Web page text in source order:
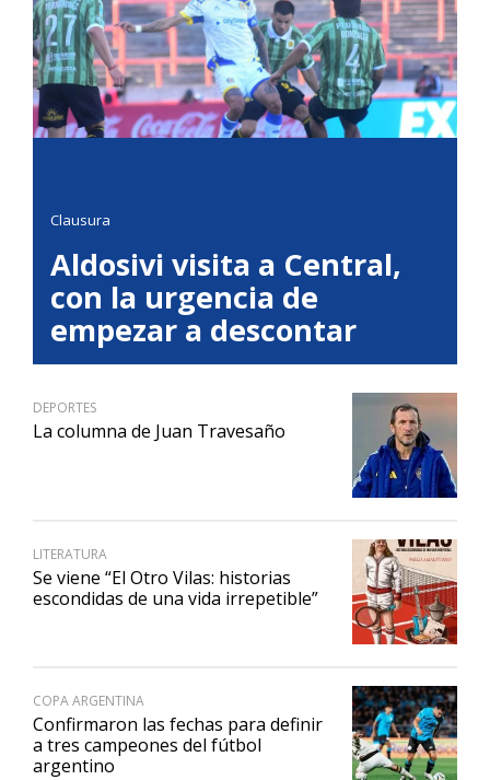
Clausura
Aldosivi visita a Central,
con la urgencia de
empezar a descontar
DEPORTES
La columna de Juan Travesaño
LITERATURA
Se viene “El Otro Vilas: historias
escondidas de una vida irrepetible”
COPA ARGENTINA
Confirmaron las fechas para definir
a tres campeones del fútbol
argentino